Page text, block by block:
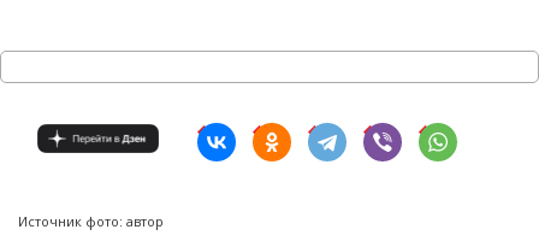
Источник фото: автор